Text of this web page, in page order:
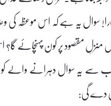
سوال یہ ہے کہ اس موعظہ کی
منزلِ مقصود پر کون پہنچائے
یہ سوال دہرانے والے کو
دے گی: